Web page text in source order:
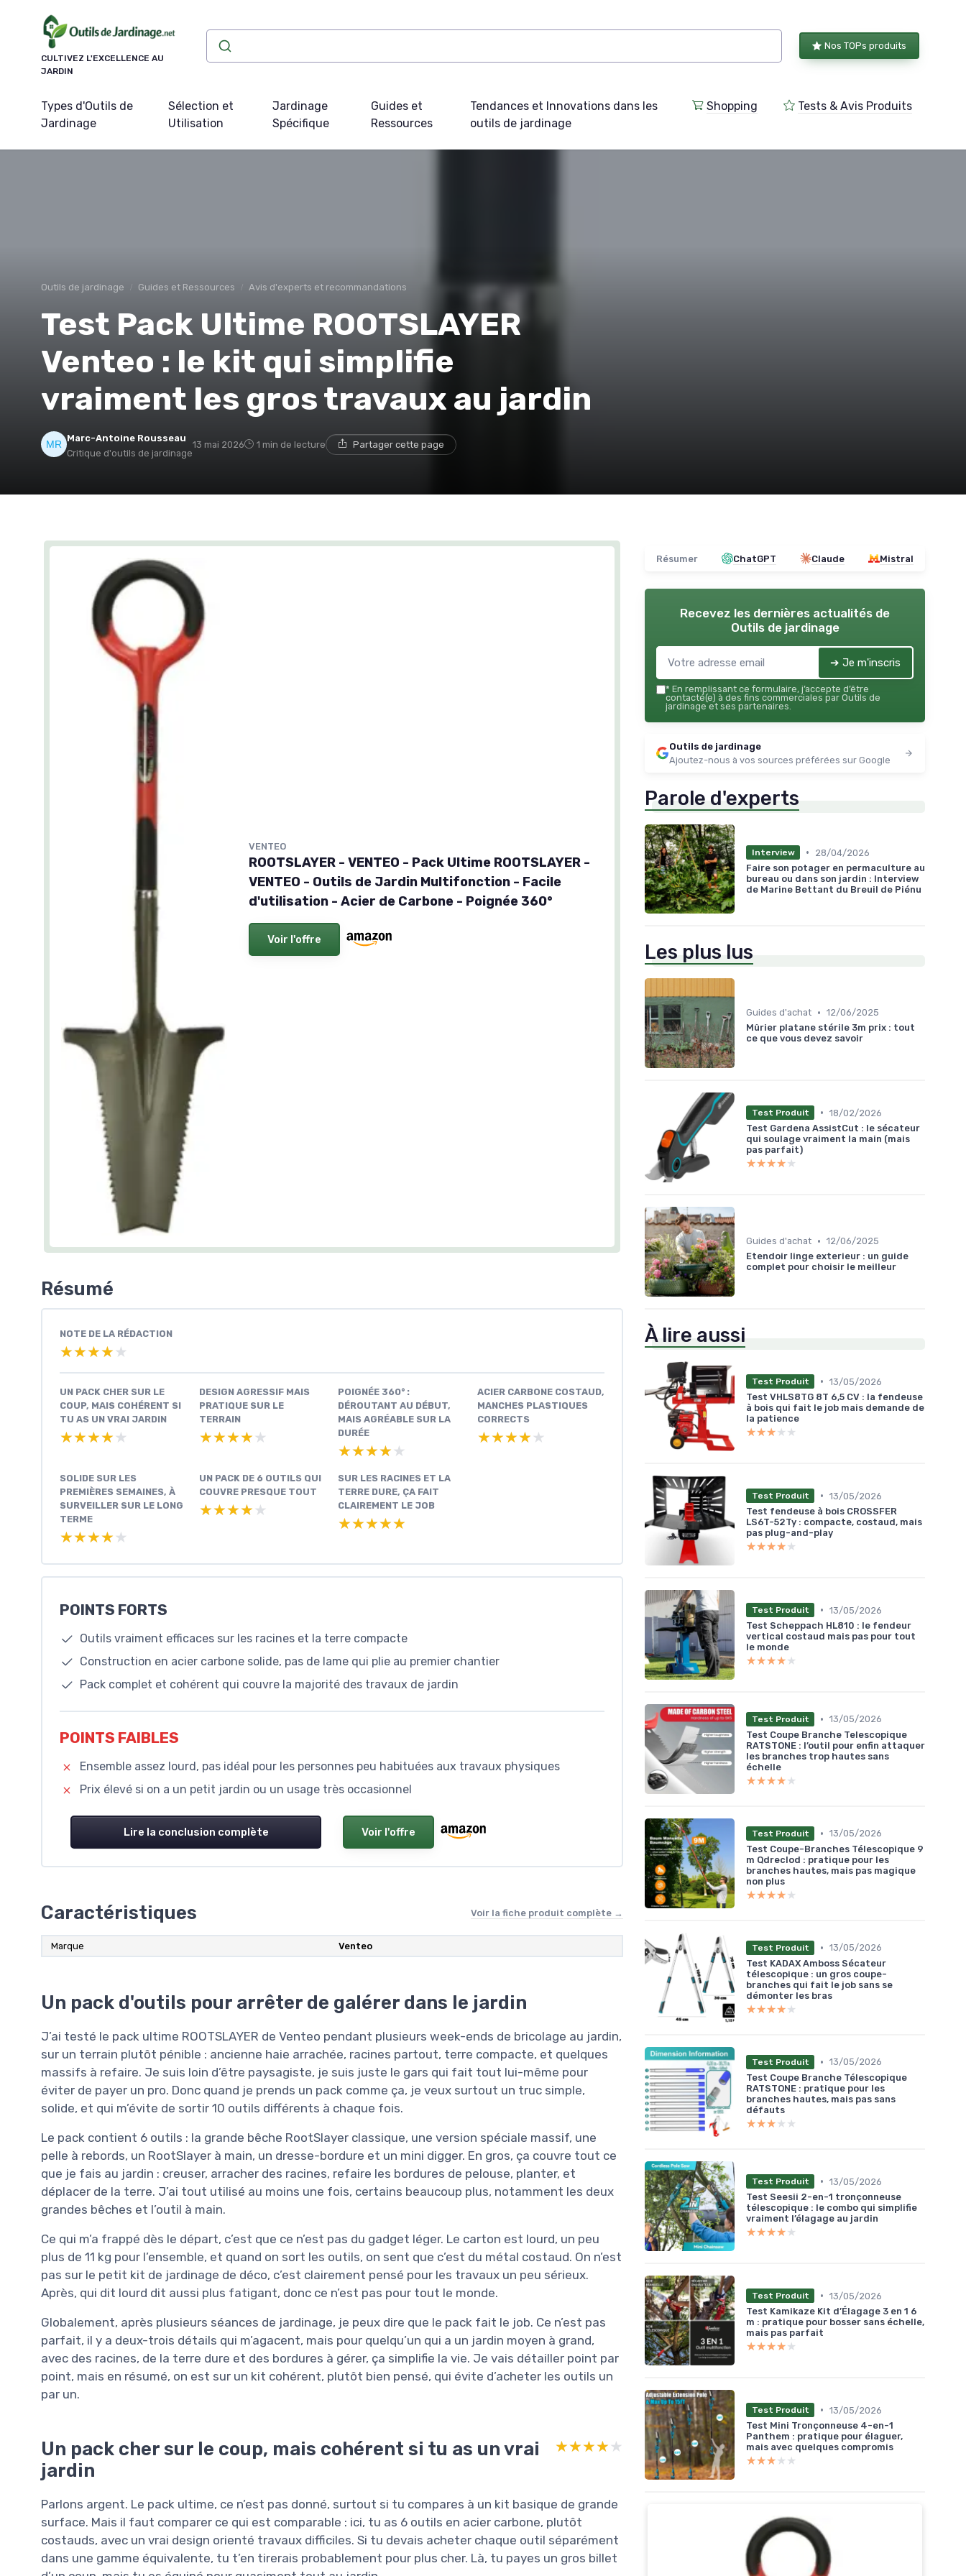
CULTIVEZ L'EXCELLENCE AU
JARDIN
Nos TOPs produits
Types d'Outils de
Jardinage
Sélection et
Utilisation
Jardinage
Spécifique
Guides et
Ressources
Tendances et Innovations dans les
outils de jardinage
Shopping Tests & Avis Produits
Outils de jardinage Guides et Ressources Avis d'experts et recommandations
Test Pack Ultime ROOTSLAYER
Venteo : le kit qui simplifie
vraiment les gros travaux au jardin
Marc-Antoine Rousseau
Critique d'outils de jardinage
13 mai 2026 1 min de lecture Partager cette page
VENTEO
ROOTSLAYER - VENTEO - Pack Ultime ROOTSLAYER -
VENTEO - Outils de Jardin Multifonction - Facile
d'utilisation - Acier de Carbone - Poignée 360°
Voir l'offre
Résumé
NOTE DE LA RÉDACTION
★★★★★
★★★★★
UN PACK CHER SUR LE
COUP, MAIS COHÉRENT SI
TU AS UN VRAI JARDIN
★★★★★
★★★★★
DESIGN AGRESSIF MAIS
PRATIQUE SUR LE
TERRAIN
★★★★★
★★★★★
POIGNÉE 360° :
DÉROUTANT AU DÉBUT,
MAIS AGRÉABLE SUR LA
DURÉE
★★★★★
★★★★★
ACIER CARBONE COSTAUD,
MANCHES PLASTIQUES
CORRECTS
★★★★★
★★★★★
SOLIDE SUR LES
PREMIÈRES SEMAINES, À
SURVEILLER SUR LE LONG
TERME
★★★★★
★★★★★
UN PACK DE 6 OUTILS QUI
COUVRE PRESQUE TOUT
★★★★★
★★★★★
SUR LES RACINES ET LA
TERRE DURE, ÇA FAIT
CLAIREMENT LE JOB
★★★★★
★★★★★
POINTS FORTS
Outils vraiment efficaces sur les racines et la terre compacte
Construction en acier carbone solide, pas de lame qui plie au premier chantier
Pack complet et cohérent qui couvre la majorité des travaux de jardin
POINTS FAIBLES
Ensemble assez lourd, pas idéal pour les personnes peu habituées aux travaux physiques
Prix élevé si on a un petit jardin ou un usage très occasionnel
Lire la conclusion complète Voir l'offre
Caractéristiques Voir la fiche produit complète →
Marque Venteo
Un pack d'outils pour arrêter de galérer dans le jardin
J’ai testé le pack ultime ROOTSLAYER de Venteo pendant plusieurs week-ends de bricolage au jardin,
sur un terrain plutôt pénible : ancienne haie arrachée, racines partout, terre compacte, et quelques
massifs à refaire. Je suis loin d’être paysagiste, je suis juste le gars qui fait tout lui-même pour
éviter de payer un pro. Donc quand je prends un pack comme ça, je veux surtout un truc simple,
solide, et qui m’évite de sortir 10 outils différents à chaque fois.
Le pack contient 6 outils : la grande bêche RootSlayer classique, une version spéciale massif, une
pelle à rebords, un RootSlayer à main, un dresse-bordure et un mini digger. En gros, ça couvre tout ce
que je fais au jardin : creuser, arracher des racines, refaire les bordures de pelouse, planter, et
déplacer de la terre. J’ai tout utilisé au moins une fois, certains beaucoup plus, notamment les deux
grandes bêches et l’outil à main.
Ce qui m’a frappé dès le départ, c’est que ce n’est pas du gadget léger. Le carton est lourd, un peu
plus de 11 kg pour l’ensemble, et quand on sort les outils, on sent que c’est du métal costaud. On n’est
pas sur le petit kit de jardinage de déco, c’est clairement pensé pour les travaux un peu sérieux.
Après, qui dit lourd dit aussi plus fatigant, donc ce n’est pas pour tout le monde.
Globalement, après plusieurs séances de jardinage, je peux dire que le pack fait le job. Ce n’est pas
parfait, il y a deux-trois détails qui m’agacent, mais pour quelqu’un qui a un jardin moyen à grand,
avec des racines, de la terre dure et des bordures à gérer, ça simplifie la vie. Je vais détailler point par
point, mais en résumé, on est sur un kit cohérent, plutôt bien pensé, qui évite d’acheter les outils un
par un.
Un pack cher sur le coup, mais cohérent si tu as un vrai
jardin
★★★★★
★★★★★
Parlons argent. Le pack ultime, ce n’est pas donné, surtout si tu compares à un kit basique de grande
surface. Mais il faut comparer ce qui est comparable : ici, tu as 6 outils en acier carbone, plutôt
costauds, avec un vrai design orienté travaux difficiles. Si tu devais acheter chaque outil séparément
dans une gamme équivalente, tu t’en tirerais probablement pour plus cher. Là, tu payes un gros billet
Résumer ChatGPT Claude Mistral
Recevez les dernières actualités de
Outils de jardinage
➔ Je m'inscris
* En remplissant ce formulaire, j’accepte d’être
contacté(e) à des fins commerciales par Outils de
jardinage et ses partenaires.
Outils de jardinage
Ajoutez-nous à vos sources préférées sur Google
Parole d'experts
Interview •
28/04/2026
Faire son potager en permaculture au
bureau ou dans son jardin : Interview
de Marine Bettant du Breuil de Piénu
Les plus lus
Guides d'achat • 12/06/2025
Mûrier platane stérile 3m prix : tout
ce que vous devez savoir
Test Produit • 18/02/2026
Test Gardena AssistCut : le sécateur
qui soulage vraiment la main (mais
pas parfait)
★★★★★
★★★★★
Guides d'achat • 12/06/2025
Etendoir linge exterieur : un guide
complet pour choisir le meilleur
À lire aussi
Test Produit • 13/05/2026
Test VHLS8TG 8T 6,5 CV : la fendeuse
à bois qui fait le job mais demande de
la patience
★★★★★
★★★★★
Test Produit • 13/05/2026
Test fendeuse à bois CROSSFER
LS6T-52Ty : compacte, costaud, mais
pas plug-and-play
★★★★★
★★★★★
Test Produit • 13/05/2026
Test Scheppach HL810 : le fendeur
vertical costaud mais pas pour tout
le monde
★★★★★
★★★★★
Test Produit • 13/05/2026
Test Coupe Branche Telescopique
RATSTONE : l’outil pour enfin attaquer
les branches trop hautes sans
échelle
★★★★★
★★★★★
Test Produit • 13/05/2026
Test Coupe-Branches Télescopique 9
m Qdreclod : pratique pour les
branches hautes, mais pas magique
non plus
★★★★★
★★★★★
Test Produit • 13/05/2026
Test KADAX Amboss Sécateur
télescopique : un gros coupe-
branches qui fait le job sans se
démonter les bras
★★★★★
★★★★★
Test Produit • 13/05/2026
Test Coupe Branche Télescopique
RATSTONE : pratique pour les
branches hautes, mais pas sans
défauts
★★★★★
★★★★★
Test Produit • 13/05/2026
Test Seesii 2-en-1 tronçonneuse
télescopique : le combo qui simplifie
vraiment l’élagage au jardin
★★★★★
★★★★★
Test Produit • 13/05/2026
Test Kamikaze Kit d’Élagage 3 en 1 6
m : pratique pour bosser sans échelle,
mais pas parfait
★★★★★
★★★★★
Test Produit • 13/05/2026
Test Mini Tronçonneuse 4-en-1
Panthem : pratique pour élaguer,
mais avec quelques compromis
★★★★★
★★★★★